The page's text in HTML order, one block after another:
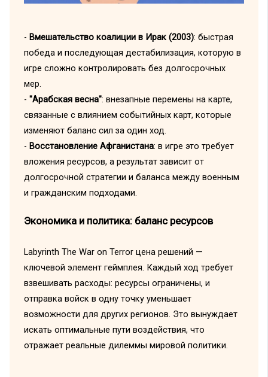
- Вмешательство коалиции в Ирак (2003): быстрая
победа и последующая дестабилизация, которую в
игре сложно контролировать без долгосрочных
мер.
- "Арабская весна": внезапные перемены на карте,
связанные с влиянием событийных карт, которые
изменяют баланс сил за один ход.
- Восстановление Афганистана: в игре это требует
вложения ресурсов, а результат зависит от
долгосрочной стратегии и баланса между военным
и гражданским подходами.
Экономика и политика: баланс ресурсов
Labyrinth The War on Terror цена решений —
ключевой элемент геймплея. Каждый ход требует
взвешивать расходы: ресурсы ограничены, и
отправка войск в одну точку уменьшает
возможности для других регионов. Это вынуждает
искать оптимальные пути воздействия, что
отражает реальные дилеммы мировой политики.